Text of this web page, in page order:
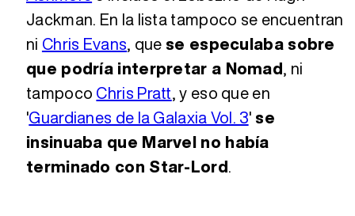
Jackman. En la lista tampoco se encuentran
ni Chris Evans, que se especulaba sobre
que podría interpretar a Nomad, ni
tampoco Chris Pratt, y eso que en
'Guardianes de la Galaxia Vol. 3' se
insinuaba que Marvel no había
terminado con Star-Lord.